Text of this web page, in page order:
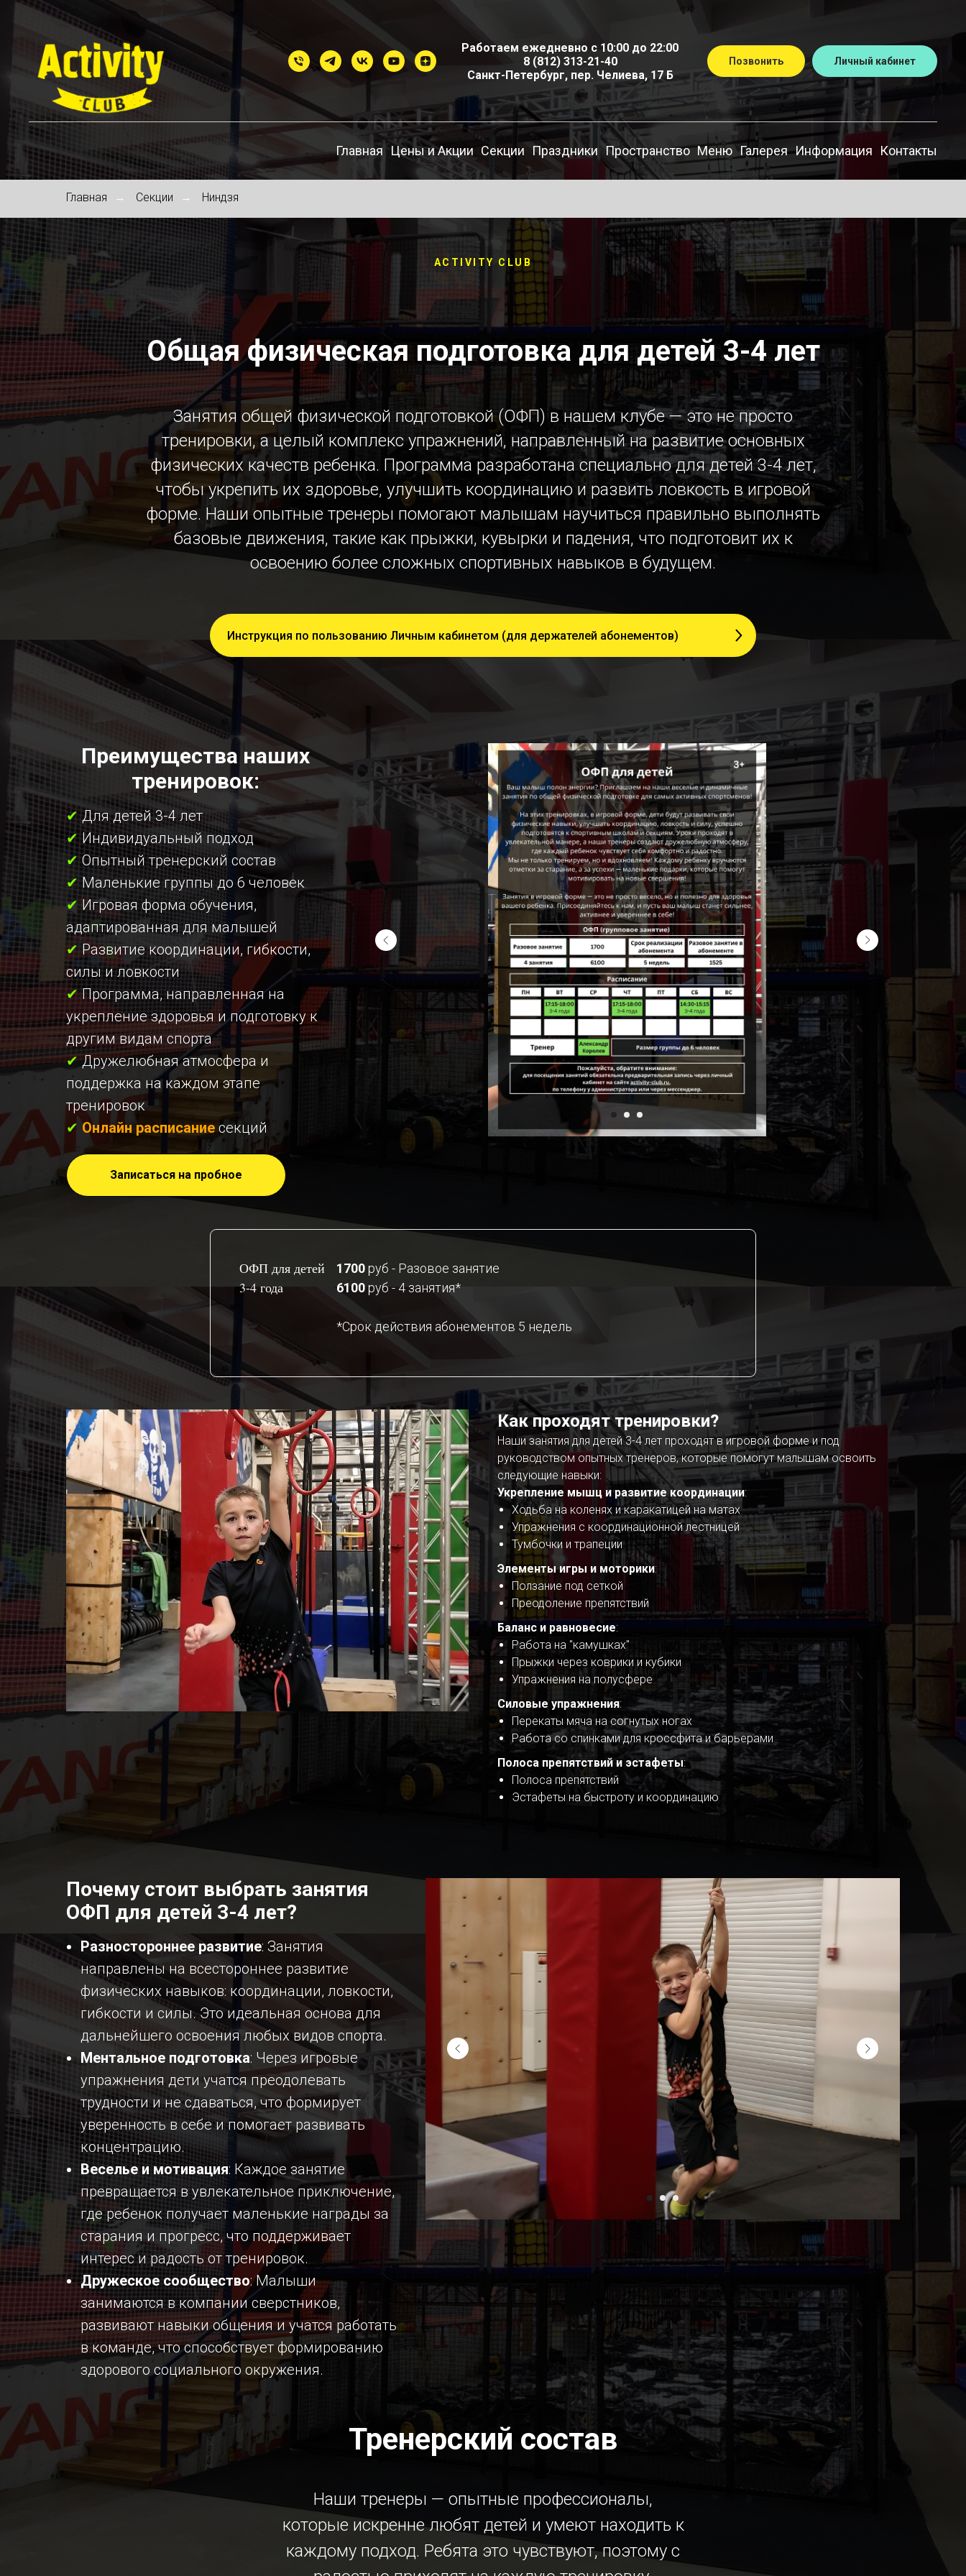
Работаем ежедневно с 10:00 до 22:00
8 (812) 313-21-40
Санкт-Петербург, пер. Челиева, 17 Б
Позвонить Личный кабинет
Главная Цены и Акции Секции Праздники Пространство Меню Галерея Информация Контакты
Главная → Секции → Ниндзя
ACTIVITY CLUB
Общая физическая подготовка для детей 3-4 лет
Занятия общей физической подготовкой (ОФП) в нашем клубе — это не просто
тренировки, а целый комплекс упражнений, направленный на развитие основных
физических качеств ребенка. Программа разработана специально для детей 3-4 лет,
чтобы укрепить их здоровье, улучшить координацию и развить ловкость в игровой
форме. Наши опытные тренеры помогают малышам научиться правильно выполнять
базовые движения, такие как прыжки, кувырки и падения, что подготовит их к
освоению более сложных спортивных навыков в будущем.​
Инструкция по пользованию Личным кабинетом (для держателей абонементов)
Преимущества наших
тренировок:
✔Для детей 3-4 лет
✔Индивидуальный подход
✔ Опытный тренерский состав
✔ Маленькие группы до 6 человек
✔ Игровая форма обучения,
адаптированная для малышей
✔ Развитие координации, гибкости,
силы и ловкости
✔Программа, направленная на
укрепление здоровья и подготовку к
другим видам спорта
✔Дружелюбная атмосфера и
поддержка на каждом этапе
тренировок
✔ Онлайн расписание секций
Записаться на пробное
ОФП для детей
3-4 года
1700руб - Разовое занятие
6100руб - 4 занятия*
*Срок действия абонементов 5 недель
Как проходят тренировки?
Наши занятия для детей 3-4 лет проходят в игровой форме и под
руководством опытных тренеров, которые помогут малышам освоить
следующие навыки:
Укрепление мышц и развитие координации:
Ходьба на коленях и каракатицей на матах
Упражнения с координационной лестницей
Тумбочки и трапеции
Элементы игры и моторики:
Ползание под сеткой
Преодоление препятствий
Баланс и равновесие:
Работа на "камушках"
Прыжки через коврики и кубики
Упражнения на полусфере
Силовые упражнения:
Перекаты мяча на согнутых ногах
Работа со спинками для кроссфита и барьерами
Полоса препятствий и эстафеты:
Полоса препятствий
Эстафеты на быстроту и координацию
Почему стоит выбрать занятия
ОФП для детей 3-4 лет?
Разностороннее развитие: Занятия
направлены на всестороннее развитие
физических навыков: координации, ловкости,
гибкости и силы. Это идеальная основа для
дальнейшего освоения любых видов спорта.
Ментальное подготовка: Через игровые
упражнения дети учатся преодолевать
трудности и не сдаваться, что формирует
уверенность в себе и помогает развивать
концентрацию.
Веселье и мотивация: Каждое занятие
превращается в увлекательное приключение,
где ребенок получает маленькие награды за
старания и прогресс, что поддерживает
интерес и радость от тренировок.
Дружеское сообщество: Малыши
занимаются в компании сверстников,
развивают навыки общения и учатся работать
в команде, что способствует формированию
здорового социального окружения.
Тренерский состав
Наши тренеры — опытные профессионалы,
которые искренне любят детей и умеют находить к
каждому подход. Ребята это чувствуют, поэтому с